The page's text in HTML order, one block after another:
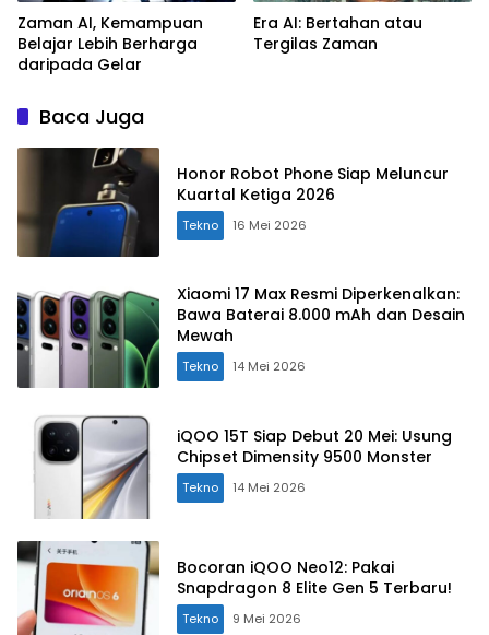
Zaman AI, Kemampuan
Belajar Lebih Berharga
daripada Gelar
Era AI: Bertahan atau
Tergilas Zaman
Baca Juga
Honor Robot Phone Siap Meluncur
Kuartal Ketiga 2026
Tekno 16 Mei 2026
Xiaomi 17 Max Resmi Diperkenalkan:
Bawa Baterai 8.000 mAh dan Desain
Mewah
Tekno 14 Mei 2026
iQOO 15T Siap Debut 20 Mei: Usung
Chipset Dimensity 9500 Monster
Tekno 14 Mei 2026
Bocoran iQOO Neo12: Pakai
Snapdragon 8 Elite Gen 5 Terbaru!
Tekno 9 Mei 2026